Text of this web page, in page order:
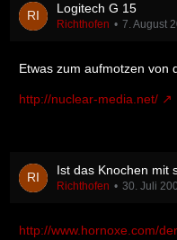
Logitech G 15
Richthofen 7. August
Etwas zum aufmotzen von
http://nuclear-media.net/
Ist das Knochen mit
Richthofen 30. Juli
http://www.hornoxe.com/